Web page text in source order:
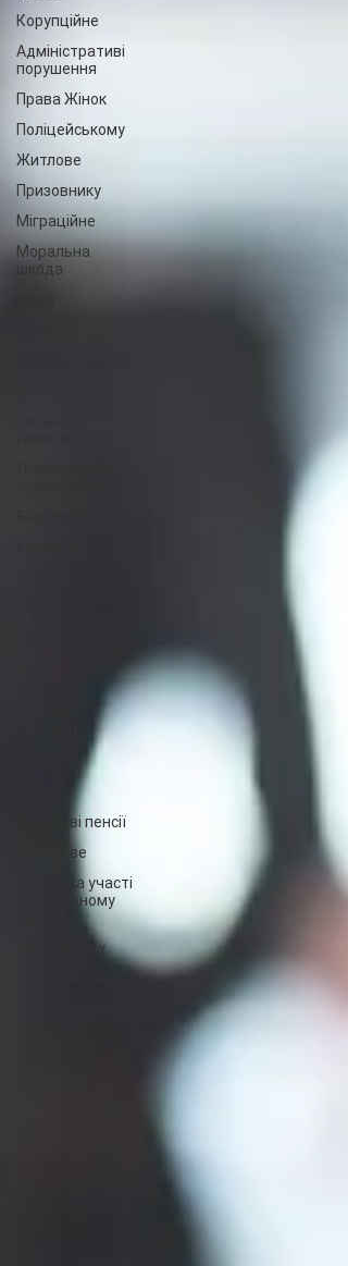
Корупційне
Адміністративі
порушення
Права Жінок
Поліцейському
Житлове
Призовнику
Міграційне
Моральна
шкода
Військові пенсії
Спадкове
Практика участі
в Верховному
Військовому